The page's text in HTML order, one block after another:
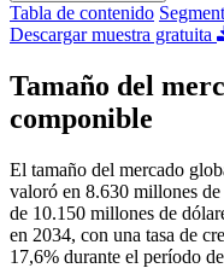
Tabla de contenido
Descargar muestra gratuita
Tamaño del
componible
El tamaño del mercado
valoró en 8.630 millones
de 10.150 millones de
en 2034, con una tasa de
17,6% durante el período